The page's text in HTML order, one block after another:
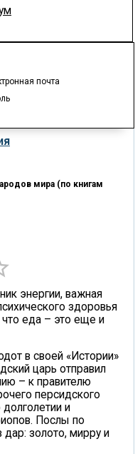
почта
мира (по книгам
энергии, важная
здоровья
еда – это еще и
в своей «Истории»
царь отправил
– к правителю
персидского
долголетии и
Послы по
дар: золото, мирру и